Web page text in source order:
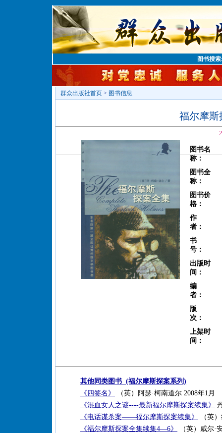
图书搜
群众出版社首页 > 图书信息
福尔摩斯
图书名
称：
图书全
称：
图书价
格：
作
者：
书
号：
出版时
间：
编
者：
版
次：
上架时
间：
其他同类图书 (福尔摩斯探案系列)
《四签名》
（英）阿瑟·柯南道尔 2008年1月
《混血女人之谜----最新福尔摩斯探案续集》
《电话谋杀案——福尔摩斯探案续集》
（英
《福尔摩斯探案全集续集4—6》
（英）威尔·